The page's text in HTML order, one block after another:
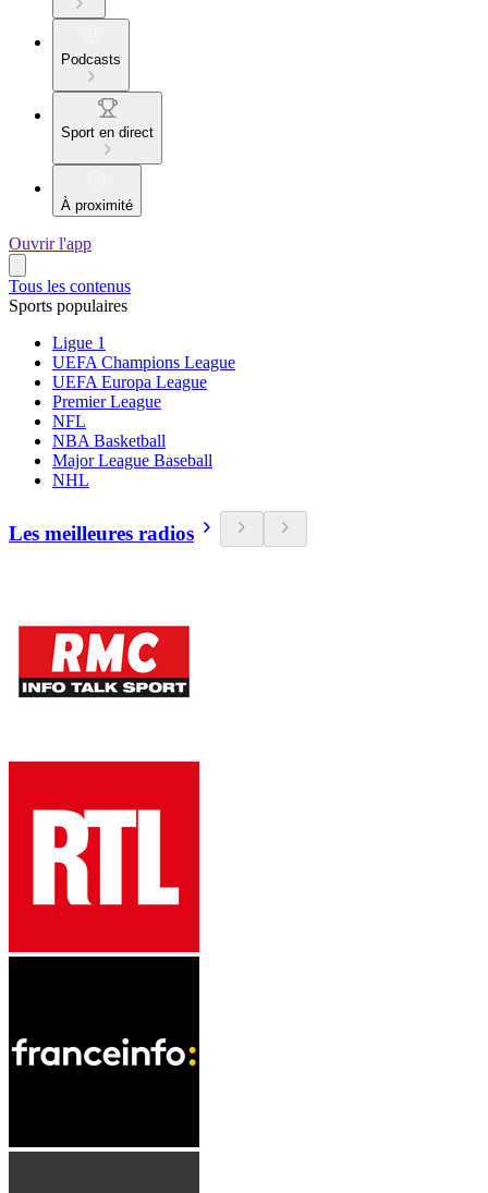
Podcasts
Sport en direct
À proximité
Ouvrir l'app
Tous les contenus
Sports populaires
Ligue 1
UEFA Champions League
UEFA Europa League
Premier League
NFL
NBA Basketball
Major League Baseball
NHL
Les meilleures radios